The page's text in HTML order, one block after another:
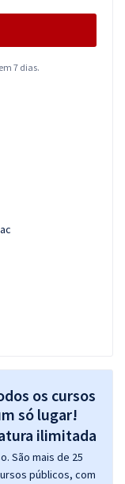
7 dias.
os cursos
só lugar!
São mais de 25
públicos, com